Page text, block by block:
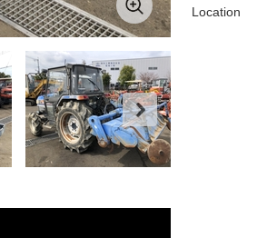
Location